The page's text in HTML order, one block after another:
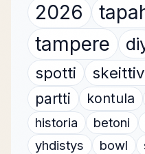
2026
tampere
spotti
partti
kontula
historia
betoni
yhdistys
bowl